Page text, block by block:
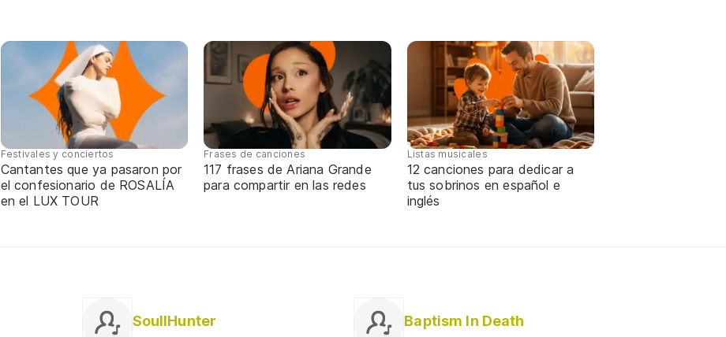
Festivales y conciertos
Cantantes que ya pasaron por
el confesionario de ROSALÍA
en el LUX TOUR
Frases de canciones
117 frases de Ariana Grande
para compartir en las redes
Listas musicales
12 canciones para dedicar a
tus sobrinos en español e
inglés
SoullHunter Baptism In Death